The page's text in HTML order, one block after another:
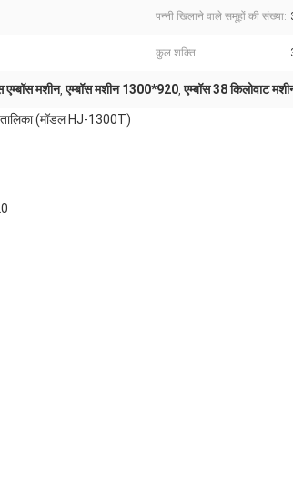
पन्नी खिलाने वाले समूहों की संख्या:
कुल शक्ति:
एम्बॉस मशीन,एम्बॉस मशीन 1300*920,एम्बॉस 38 किलोवाट
तालिका (मॉडल HJ-1300T)